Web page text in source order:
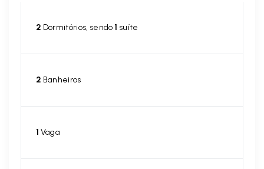
2 Dormitórios, sendo1 suíte
2 Banheiros
1 Vaga